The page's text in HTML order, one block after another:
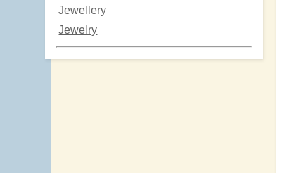
Jewellery
Jewelry